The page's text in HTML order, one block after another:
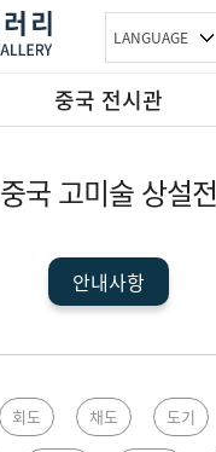
LANGUAGE
중국 전시관
중국 고미술 상설전
안내사항
회도 채도 도기